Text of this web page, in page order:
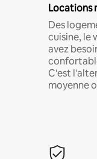
Locations
Des
cuisine, le
avez
C'est
moyenne